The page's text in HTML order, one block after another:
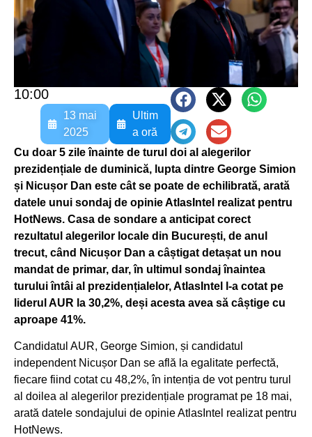
10:00
13 mai
2025
Ultim
a oră
Cu doar 5 zile înainte de turul doi al alegerilor
prezidențiale de duminică, lupta dintre George Simion
și Nicușor Dan este cât se poate de echilibrată, arată
datele unui sondaj de opinie AtlasIntel realizat pentru
HotNews. Casa de sondare a anticipat corect
rezultatul alegerilor locale din București, de anul
trecut, când Nicușor Dan a câștigat detașat un nou
mandat de primar, dar, în ultimul sondaj înaintea
turului întâi al prezidențialelor, AtlasIntel l-a cotat pe
liderul AUR la 30,2%, deși acesta avea să câștige cu
aproape 41%.
Candidatul AUR, George Simion, și candidatul
independent Nicușor Dan se află la egalitate perfectă,
fiecare fiind cotat cu 48,2%, în intenția de vot pentru turul
al doilea al alegerilor prezidențiale programat pe 18 mai,
arată datele sondajului de opinie AtlasIntel realizat pentru
HotNews.